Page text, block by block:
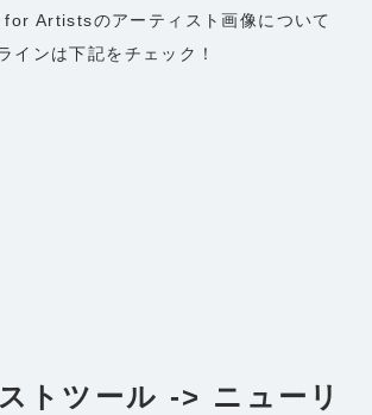
Artistsのアーティスト画像について
インは下記をチェック！
トツール -> ニューリ